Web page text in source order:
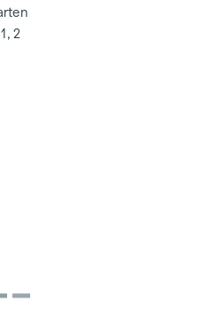
Vorzertifikat
Donau
Lebensraum und das
2